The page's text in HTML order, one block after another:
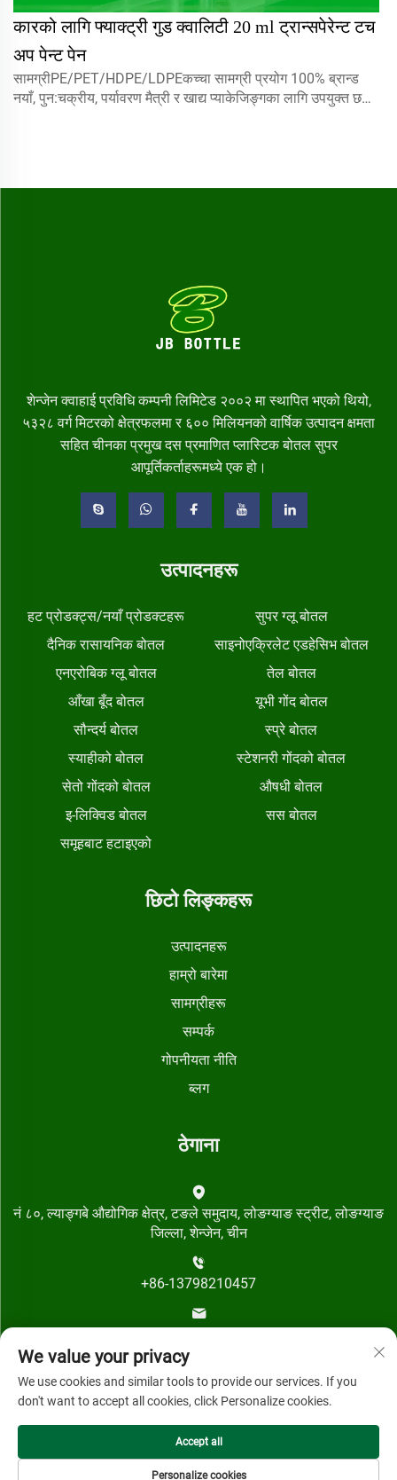
कारको लागि फ्याक्ट्री गुड क्वालिटी 20 ml ट्रान्सपेरेन्ट टच
अप पेन्ट पेन
सामग्रीPE/PET/HDPE/LDPEकच्चा सामग्री प्रयोग 100% ब्रान्ड
नयाँ, पुन:चक्रीय, पर्यावरण मैत्री र खाद्य प्याकेजिङ्गका लागि उपयुक्त छ।
शेन्जेन क्वाहाई प्रविधि कम्पनी लिमिटेड २००२ मा स्थापित भएको थियो,
५३२८ वर्ग मिटरको क्षेत्रफलमा र ६०० मिलियनको वार्षिक उत्पादन क्षमता
सहित चीनका प्रमुख दस प्रमाणित प्लास्टिक बोतल सुपर
आपूर्तिकर्ताहरूमध्ये एक हो।
उत्पादनहरू
हट प्रोडक्ट्स/नयाँ प्रोडक्टहरू
सुपर ग्लू बोतल
दैनिक रासायनिक बोतल
साइनोएक्रिलेट एडहेसिभ बोतल
एनएरोबिक ग्लू बोतल
तेल बोतल
आँखा बूँद बोतल
यूभी गोंद बोतल
सौन्दर्य बोतल
स्प्रे बोतल
स्याहीको बोतल
स्टेशनरी गोंदको बोतल
सेतो गोंदको बोतल
औषधी बोतल
इ-लिक्विड बोतल
सस बोतल
समूहबाट हटाइएको
छिटो लिङ्कहरू
उत्पादनहरू
हाम्रो बारेमा
सामग्रीहरू
सम्पर्क
गोपनीयता नीति
ब्लग
ठेगाना
नं ८०, ल्याङ्गबे औद्योगिक क्षेत्र, टङले समुदाय, लोङग्याङ स्ट्रीट, लोङग्याङ
जिल्ला, शेन्जेन, चीन
+86-13798210457
छ।
We value your privacy
We use cookies and similar tools to provide our services. If you
don't want to accept all cookies, click Personalize cookies.
Personalize cookies
Accept all